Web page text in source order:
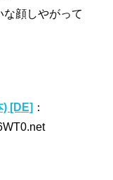
顔しやがって
) [DE] ：